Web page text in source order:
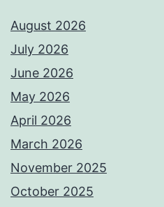
August 2026
July 2026
June 2026
May 2026
April 2026
March 2026
November 2025
October 2025